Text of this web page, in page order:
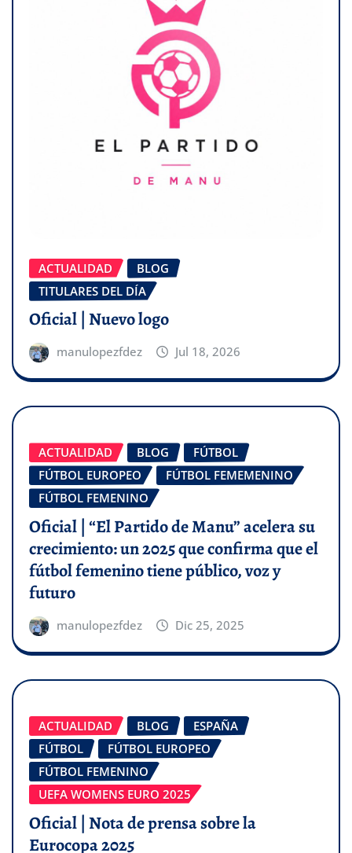
ACTUALIDAD
BLOG
TITULARES DEL DÍA
Oficial | Nuevo logo
manulopezfdez Jul 18, 2026
ACTUALIDAD BLOG
FÚTBOL
FÚTBOL EUROPEO
FÚTBOL FEMEMENINO
FÚTBOL FEMENINO
Oficial | “El Partido de Manu” acelera su
crecimiento: un 2025 que confirma que el
fútbol femenino tiene público, voz y
futuro
manulopezfdez Dic 25, 2025
ACTUALIDAD BLOG
ESPAÑA
FÚTBOL
FÚTBOL EUROPEO
FÚTBOL FEMENINO
UEFA WOMENS EURO 2025
Oficial | Nota de prensa sobre la
Eurocopa 2025